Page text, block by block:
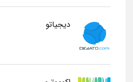
دیجیاتو